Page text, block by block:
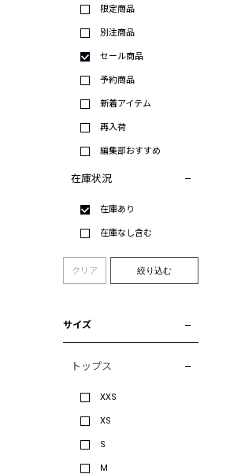
限定商品
別注商品
セール商品
予約商品
新着アイテム
再入荷
編集部おすすめ
在庫状況
在庫あり
在庫なし含む
クリア 絞り込む
サイズ
トップス
XXS
XS
S
M